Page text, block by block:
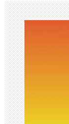
ー
シ
ョ
ン